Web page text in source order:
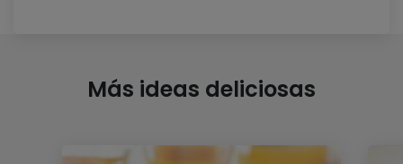
Más ideas deliciosas